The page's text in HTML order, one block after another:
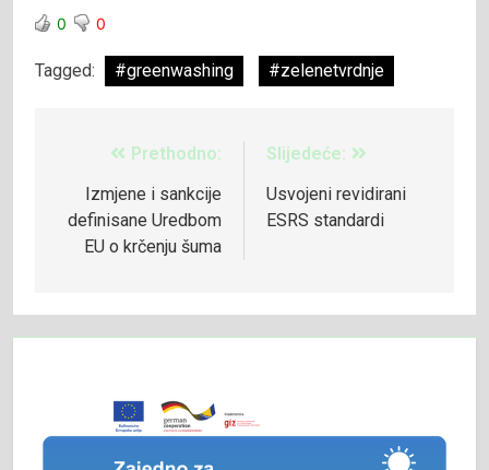
0 0
Tagged: #greenwashing #zelenetvrdnje
Prethodno:
Izmjene i sankcije
definisane Uredbom
EU o krčenju šuma
Slijedeće:
Usvojeni revidirani
ESRS standardi